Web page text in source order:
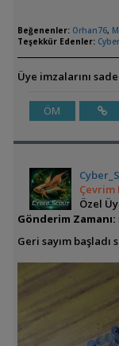
Beğenenler: Orhan76,
Teşekkür Edenler:
Üye imzalarını
ÖM
Çevrim
Özel
Gönderim Zamanı:
Geri sayım